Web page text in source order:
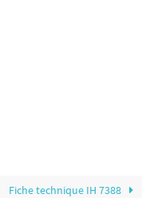
Fiche technique IH 7388